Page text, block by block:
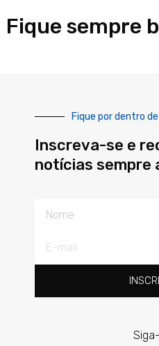
Fique sempre
Fique por dentro
Inscreva-se e
notícias sempre